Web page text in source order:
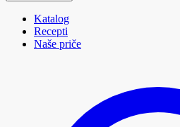
Katalog
Recepti
Naše priče